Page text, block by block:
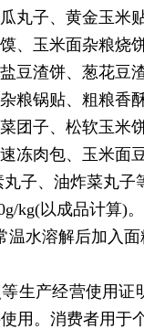
丸子、黄金玉米
、玉米面杂粮烧
豆渣饼、葱花豆
粮锅贴、粗粮香
团子、松软玉米
冻肉包、玉米面
子、油炸菜丸子
kg(以成品计算)。
水溶解后加入面
生产经营使用证
用。消费者用于